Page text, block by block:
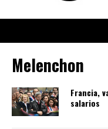
Melenchon
Francia,
salarios